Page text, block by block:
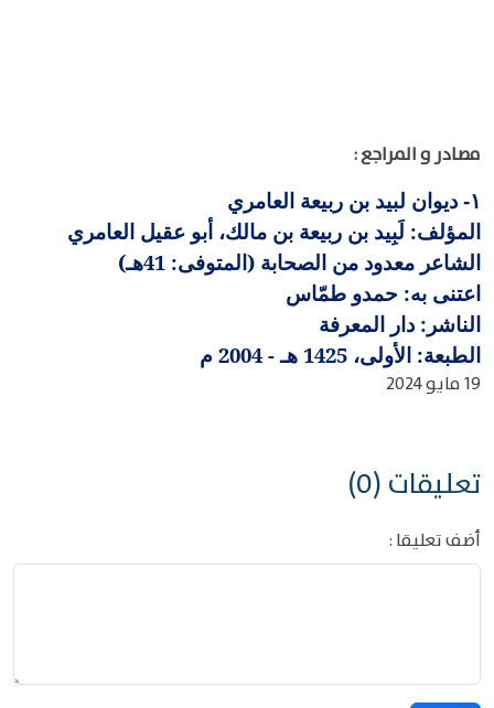
مصادر و المراجع :
١-
ديوان لبيد بن ربيعة العامري
المؤلف: لَبِيد بن ربيعة بن مالك، أبو عقيل العامري
الشاعر معدود من الصحابة (المتوفى: 41هـ)
اعتنى به: حمدو طمّاس
الناشر: دار المعرفة
الطبعة: الأولى، 1425 هـ - 2004 م
19 مايو 2024
تعليقات (0)
أضف تعليقا :